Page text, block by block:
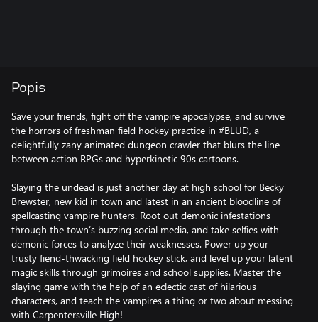
Popis
Save your friends, fight off the vampire apocalypse, and survive
the horrors of freshman field hockey practice in #BLUD, a
delightfully zany animated dungeon crawler that blurs the line
between action RPGs and hyperkinetic 90s cartoons.
Slaying the undead is just another day at high school for Becky
Brewster, new kid in town and latest in an ancient bloodline of
spellcasting vampire hunters. Root out demonic infestations
through the town’s buzzing social media, and take selfies with
demonic forces to analyze their weaknesses. Power up your
trusty fiend-thwacking field hockey stick, and level up your latent
magic skills through grimoires and school supplies. Master the
slaying game with the help of an eclectic cast of hilarious
characters, and teach the vampires a thing or two about messing
with Carpentersville High!